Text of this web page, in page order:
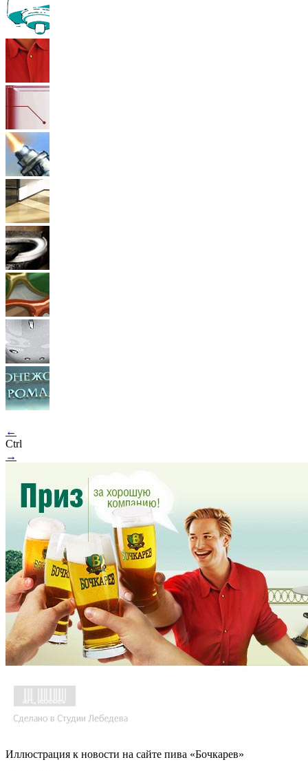
←
Ctrl
→
Иллюстрация к новости на сайте пива «Бочкарев»